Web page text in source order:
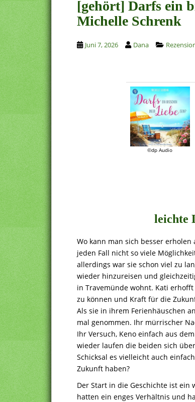
[gehört] Darfs ein
Michelle Schrenk
Juni 7, 2026 Dana
©dp Audio
leichte
Wo kann man sich besser
jeden Fall nicht so viele
allerdings war sie schon viel zu
wieder hinzureisen und
in Travemünde wohnt. Kati
zu können und Kraft für die
Als sie in ihrem Ferienhäuschen
mal genommen. Ihr mürrischer
Ihr Versuch, Keno einfach aus
wieder laufen die beiden sich
Schicksal es vielleicht auch
Zukunft haben?
Der Start in die Geschichte ist ein
hatten ein enges Verhältnis und